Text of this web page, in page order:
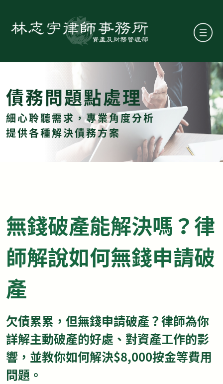
債務問題點處理
細心聆聽需求，專業角度分析
提供各種解決債務方案
無錢破產能解決嗎？律
師解說如何無錢申請破
產
欠債累累，但無錢申請破產？律師為你
詳解主動破產的好處、對資產工作的影
響，並教你如何解決$8,000按金等費用
問題。